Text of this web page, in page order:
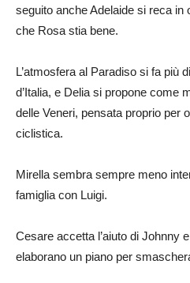
seguito anche Adelaide si reca
che Rosa stia bene.
L’atmosfera al Paradiso si fa più
d’Italia, e Delia si propone come
delle Veneri, pensata proprio per
ciclistica.
Mirella sembra sempre meno
famiglia con Luigi.
Cesare accetta l’aiuto di Johnny
elaborano un piano per